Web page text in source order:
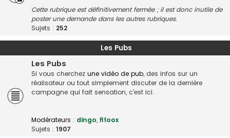
Cette rubrique est définitivement fermée ; il est donc inutile de
poster une demande dans les autres rubriques.
Sujets : 252
Les Pubs
Les Pubs
Si vous cherchez une vidéo de pub, des infos sur un
réalisateur ou tout simplement discuter de la dernière
campagne qui fait sensation, c'est ici.
Modérateurs : dingo, fifoox
Sujets : 1907